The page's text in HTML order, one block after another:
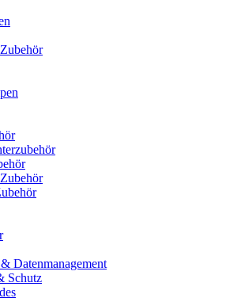
Datenmanagement
Schutz